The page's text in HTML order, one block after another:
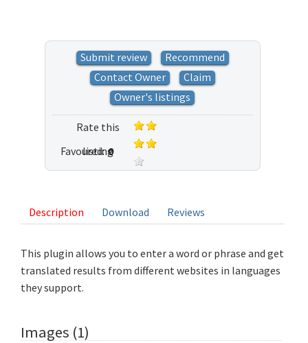
Submit review
Recommend
Contact Owner
Claim
Owner's listings
Rate this
listing
Favoured: 0
Description Download Reviews
This plugin allows you to enter a word or phrase and get
translated results from different websites in languages
they support.
Images (1)